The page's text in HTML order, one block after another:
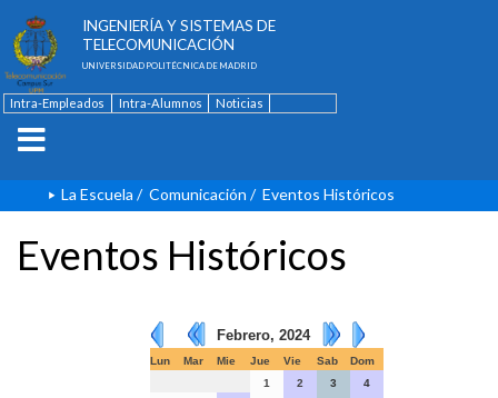
INGENIERÍA Y SISTEMAS DE
TELECOMUNICACIÓN
UNIVERSIDAD POLITÉCNICA DE MADRID
Intra-Empleados Intra-Alumnos
Noticias
La Escuela / Comunicación / Eventos Históricos
Eventos Históricos
Febrero, 2024
Lun Mar Mie Jue Vie Sab
Dom
1
2 3
4